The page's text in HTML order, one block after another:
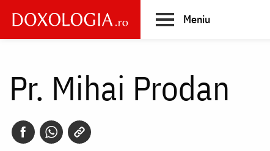
main
Meniu
Pr. Mihai Prodan